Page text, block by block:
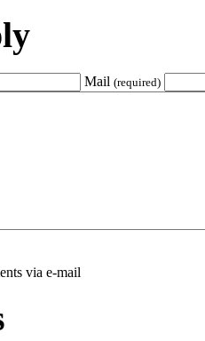
Mail (required)
via e-mail